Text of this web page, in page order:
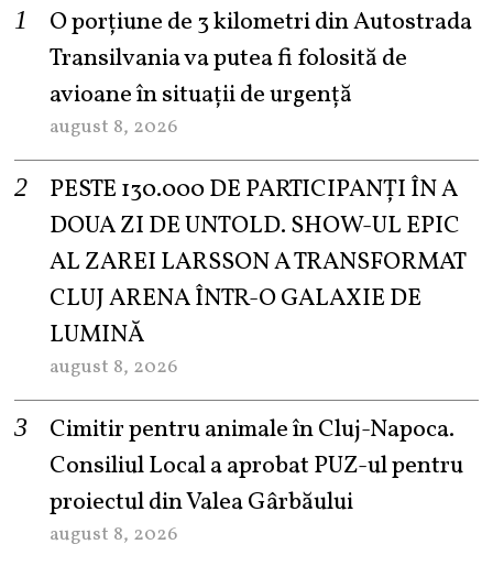
O porțiune de 3 kilometri din Autostrada
Transilvania va putea fi folosită de
avioane în situații de urgență
august 8, 2026
PESTE 130.000 DE PARTICIPANȚI ÎN A
DOUA ZI DE UNTOLD. SHOW-UL EPIC
AL ZAREI LARSSON A TRANSFORMAT
CLUJ ARENA ÎNTR-O GALAXIE DE
LUMINĂ
august 8, 2026
Cimitir pentru animale în Cluj-Napoca.
Consiliul Local a aprobat PUZ-ul pentru
proiectul din Valea Gârbăului
august 8, 2026